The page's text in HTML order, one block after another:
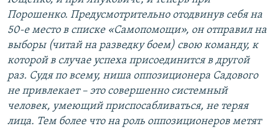
Порошенко. Предусмотрительно отодвинув себя на
50-е место в списке «Самопомощи», он отправил на
выборы (читай на разведку боем) свою команду, к
которой в случае успеха присоединится в другой
раз. Судя по всему, ниша оппозиционера Садового
не привлекает – это совершенно системный
человек, умеющий приспосабливаться, не теряя
лица. Тем более что на роль оппозиционеров метят